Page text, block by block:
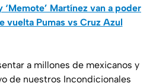
Martínez van a poder
vuelta Pumas vs Cruz Azul
a millones de mexicanos y
de nuestros Incondicionales